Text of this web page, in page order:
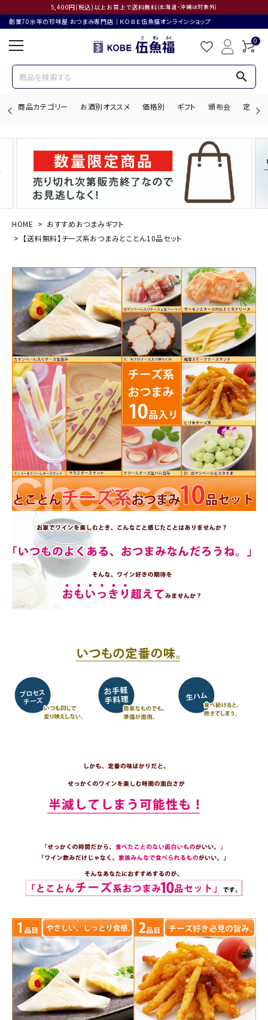
5,400円(税込)以上お買上で送料無料(北海道・沖縄は対象外)
創業70余年の珍味屋 おつまみ専門店│ＫＯＢＥ伍魚福オンラインショップ
0
search
商品カテゴリー お酒別オススメ 価格別 ギフト 頒布会 定期購
search
ACCOUNT MENU
商品カテゴリー
お酒別オススメ
価格別
お問い合わせ
ご利用ガイド
直営店
HOME
おすすめおつまみギフト
【送料無料】チーズ系おつまみとことん10品セット